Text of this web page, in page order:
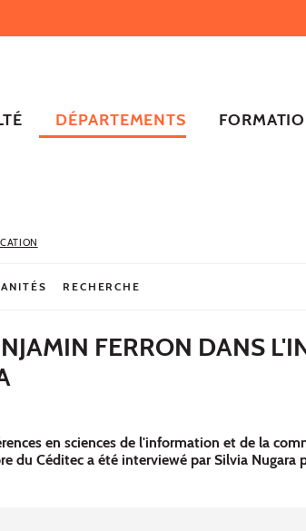
DÉPARTEMENTS
RECHERCHE
FERRON DANS
en sciences de l'information et de la
du Céditec a été interviewé par Silvia Nugara